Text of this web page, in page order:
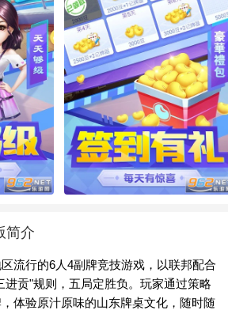
简介
区流行的6人4副牌竞技游戏，以联邦配合
进贡"规则，五局定胜负。玩家通过策略
体验原汁原味的山东牌桌文化，随时随